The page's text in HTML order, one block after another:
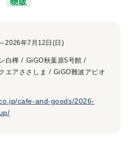
物販
2026年7月12日(日)
白樺 / GiGO秋葉原5号館 /
エアささしま / GiGO難波アビオ
cafe-and-goods/2026-